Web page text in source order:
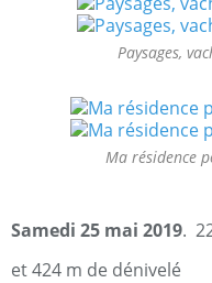
Paysages,
Ma résidence
Samedi 25 mai 2019.
et 424 m de dénivelé